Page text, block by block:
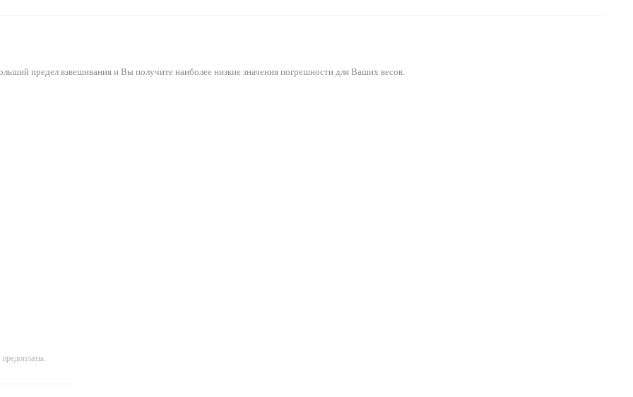
предел взвешивания и Вы получите наиболее низкие значения погрешности для Ваших весов.